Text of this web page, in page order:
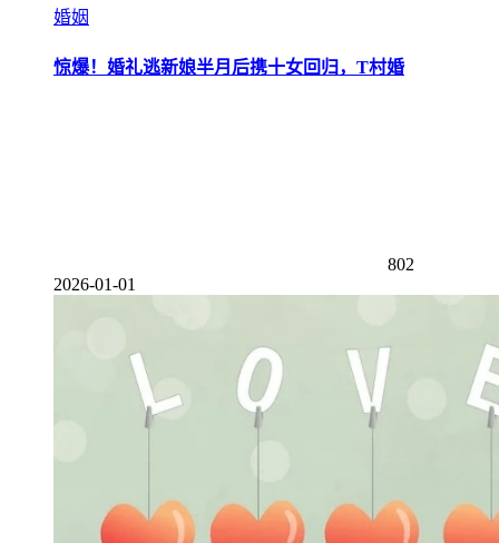
婚姻
惊爆！婚礼逃新娘半月后携十女回归，T村婚
802
2026-01-01